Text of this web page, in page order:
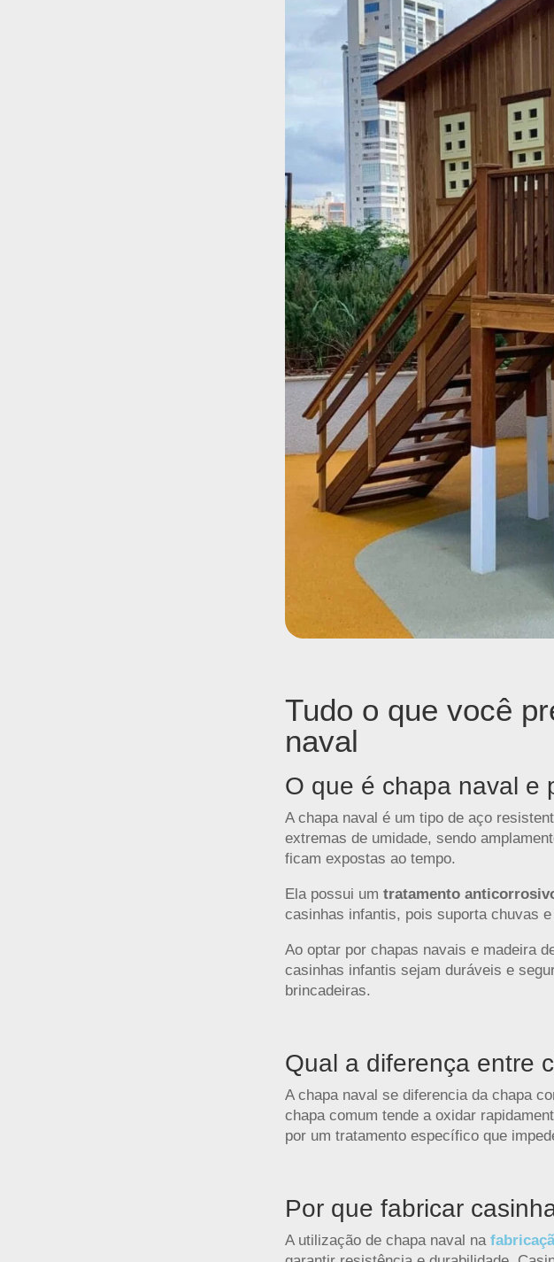
Tudo o que você
naval
O que é chapa naval e
A chapa naval é um tipo de aço
extremas de umidade, sendo
ficam expostas ao tempo.
Ela possui um tratamento
casinhas infantis, pois suporta chuvas
Ao optar por chapas navais e madeira
casinhas infantis sejam duráveis e
brincadeiras.
Qual a diferença entre
A chapa naval se diferencia da chapa
chapa comum tende a oxidar
por um tratamento específico que
Por que fabricar
A utilização de chapa naval na